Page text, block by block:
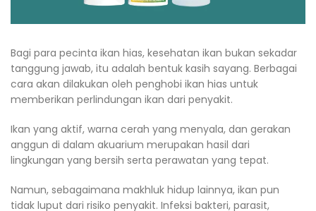
Bagi para pecinta ikan hias, kesehatan ikan bukan sekadar
tanggung jawab, itu adalah bentuk kasih sayang. Berbagai
cara akan dilakukan oleh penghobi ikan hias untuk
memberikan perlindungan ikan dari penyakit.
Ikan yang aktif, warna cerah yang menyala, dan gerakan
anggun di dalam akuarium merupakan hasil dari
lingkungan yang bersih serta perawatan yang tepat.
Namun, sebagaimana makhluk hidup lainnya, ikan pun
tidak luput dari risiko penyakit. Infeksi bakteri, parasit,